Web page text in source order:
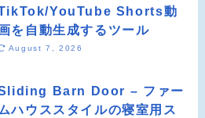
YouTube Shorts動
を自動生成するツール
August 7, 2026
Barn Door – ファー
ハウススタイルの寝室用ス